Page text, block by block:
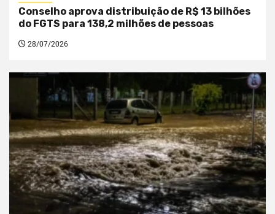
Conselho aprova distribuição de R$ 13 bilhões
do FGTS para 138,2 milhões de pessoas
28/07/2026